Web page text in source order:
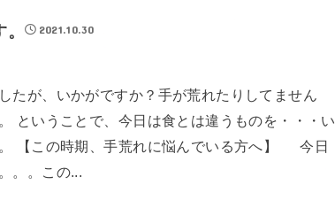
2021.10.30
たが、いかがですか？手が荒れたりしてません
ということで、今日は食とは違うものを・・・い
【この時期、手荒れに悩んでいる方へ】 今日
。。この...